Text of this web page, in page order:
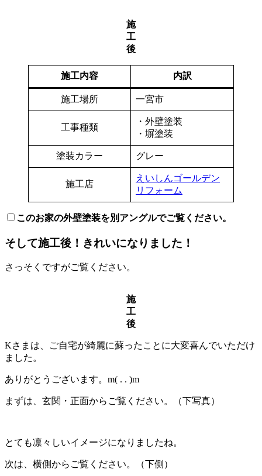
施
工
後
施工内容 内訳
施工場所 一宮市
工事種類
・外壁塗装
・塀塗装
塗装カラー グレー
施工店
えいしんゴールデン
リフォーム
このお家の外壁塗装を別アングルでご覧ください。
そして施工後！きれいになりました！
さっそくですがご覧ください。
施
工
後
Kさまは、ご自宅が綺麗に蘇ったことに大変喜んでいただけ
ました。
ありがとうございます。m( . . )m
まずは、玄関・正面からご覧ください。（下写真）
とても凛々しいイメージになりましたね。
次は、横側からご覧ください。（下側）